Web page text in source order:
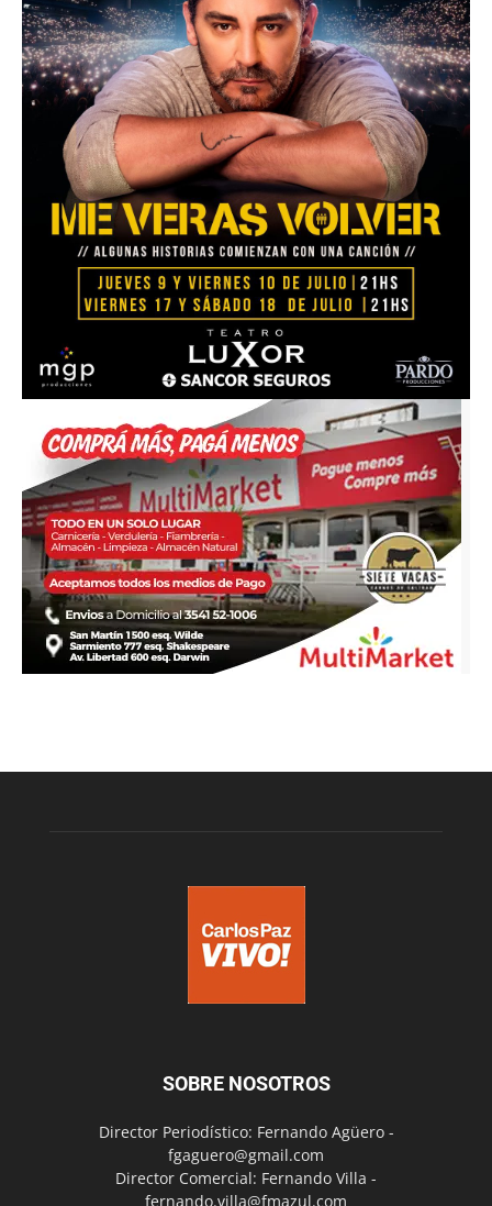
SOBRE NOSOTROS
Director Periodístico: Fernando Agüero -
fgaguero@gmail.com
Director Comercial: Fernando Villa -
fernando.villa@fmazul.com